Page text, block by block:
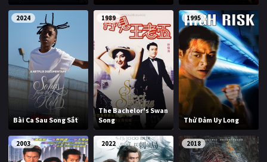
2024
Bài Ca Sau Song Sắt
1989
The Bachelor's Swan
Song
1995
Thử Đảm Uy Long
2003 2022 2018